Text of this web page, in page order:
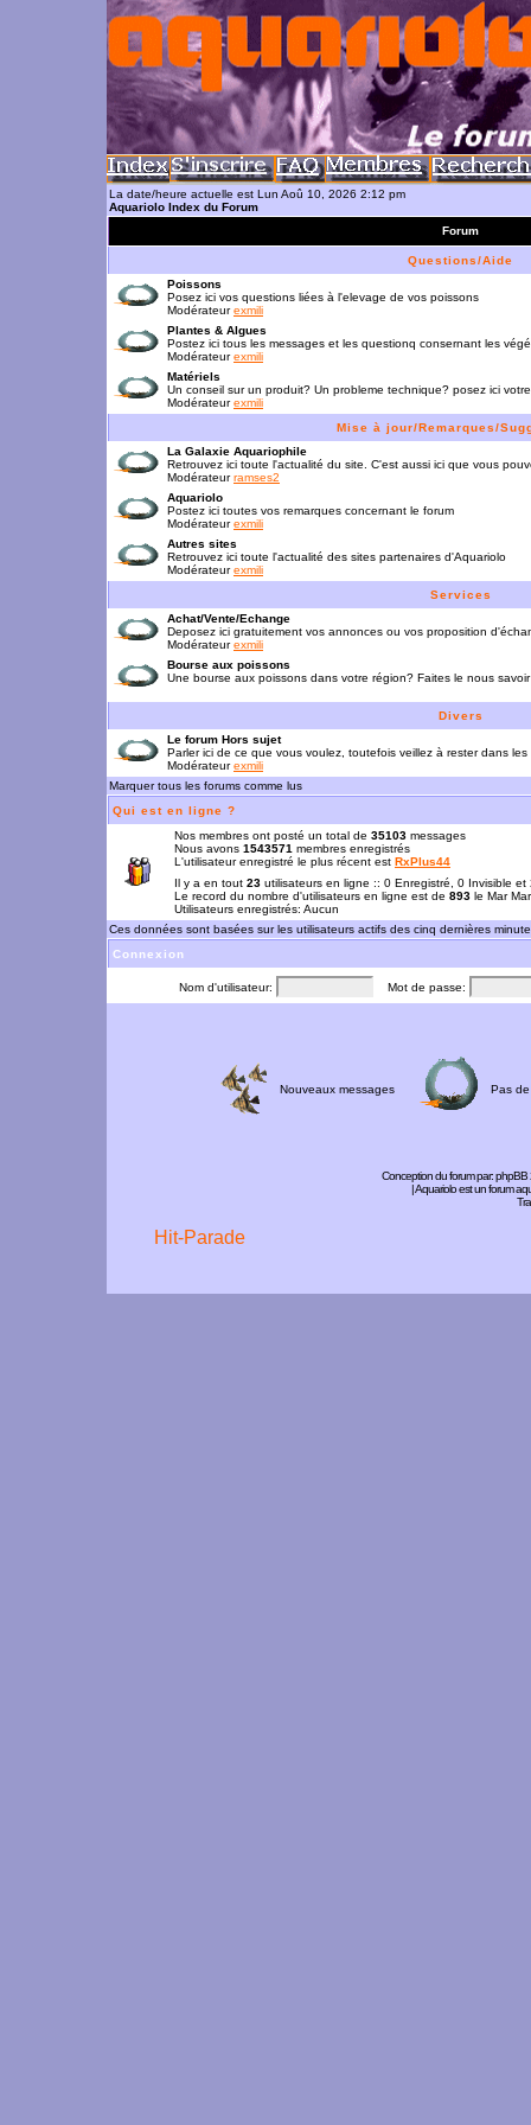
La date/heure actuelle est Lun Aoû 10, 2026 2:12 pm
Aquariolo Index du Forum
Forum
Questions/Aide
Poissons
Posez ici vos questions liées à l'elevage de vos poissons
Modérateurexmili
Plantes & Algues
Postez ici tous les messages et les questionq consernant les
Modérateurexmili
Matériels
Un conseil sur un produit? Un probleme technique? posez ici
Modérateurexmili
Mise à jour/Remarques/
La Galaxie Aquariophile
Retrouvez ici toute l'actualité du site. C'est aussi ici que vous
Modérateurramses2
Aquariolo
Postez ici toutes vos remarques concernant le forum
Modérateurexmili
Autres sites
Retrouvez ici toute l'actualité des sites partenaires d'Aquariolo
Modérateurexmili
Services
Achat/Vente/Echange
Deposez ici gratuitement vos annonces ou vos proposition
Modérateurexmili
Bourse aux poissons
Une bourse aux poissons dans votre région? Faites le nous savoir
Divers
Le forum Hors sujet
Parler ici de ce que vous voulez, toutefois veillez à rester dans les
Modérateurexmili
Marquer tous les forums comme lus
Qui est en ligne ?
Nos membres ont posté un total de 35103 messages
Nous avons 1543571 membres enregistrés
L'utilisateur enregistré le plus récent est RxPlus44
Il y a en tout 23 utilisateurs en ligne :: 0 Enregistré, 0 Invisible
Le record du nombre d'utilisateurs en ligne est de 893 le Mar
Utilisateurs enregistrés: Aucun
Ces données sont basées sur les utilisateurs actifs des cinq dernières
Connexion
Nom d'utilisateur: Mot de passe:
Nouveaux messages Pas
Conception du forum par:phpBB
| Aquariolo est un forum